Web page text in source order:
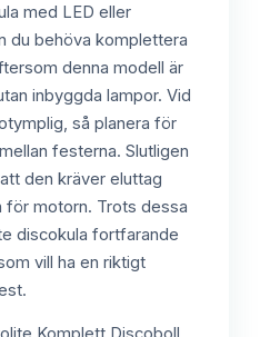
med LED eller
du behöva komplettera
denna modell är
inbyggda lampor. Vid
så planera för
festerna. Slutligen
den kräver eluttag
för motorn. Trots dessa
discokula fortfarande
vill ha en riktigt